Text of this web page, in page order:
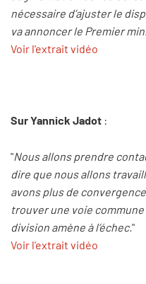
nécessaire d’ajuster le
va annoncer le Premier
Voir l'extrait vidéo
Sur Yannick Jadot :
"Nous allons prendre
dire que nous allons
avons plus de
trouver une voie
division amène à l’échec."
Voir l'extrait vidéo